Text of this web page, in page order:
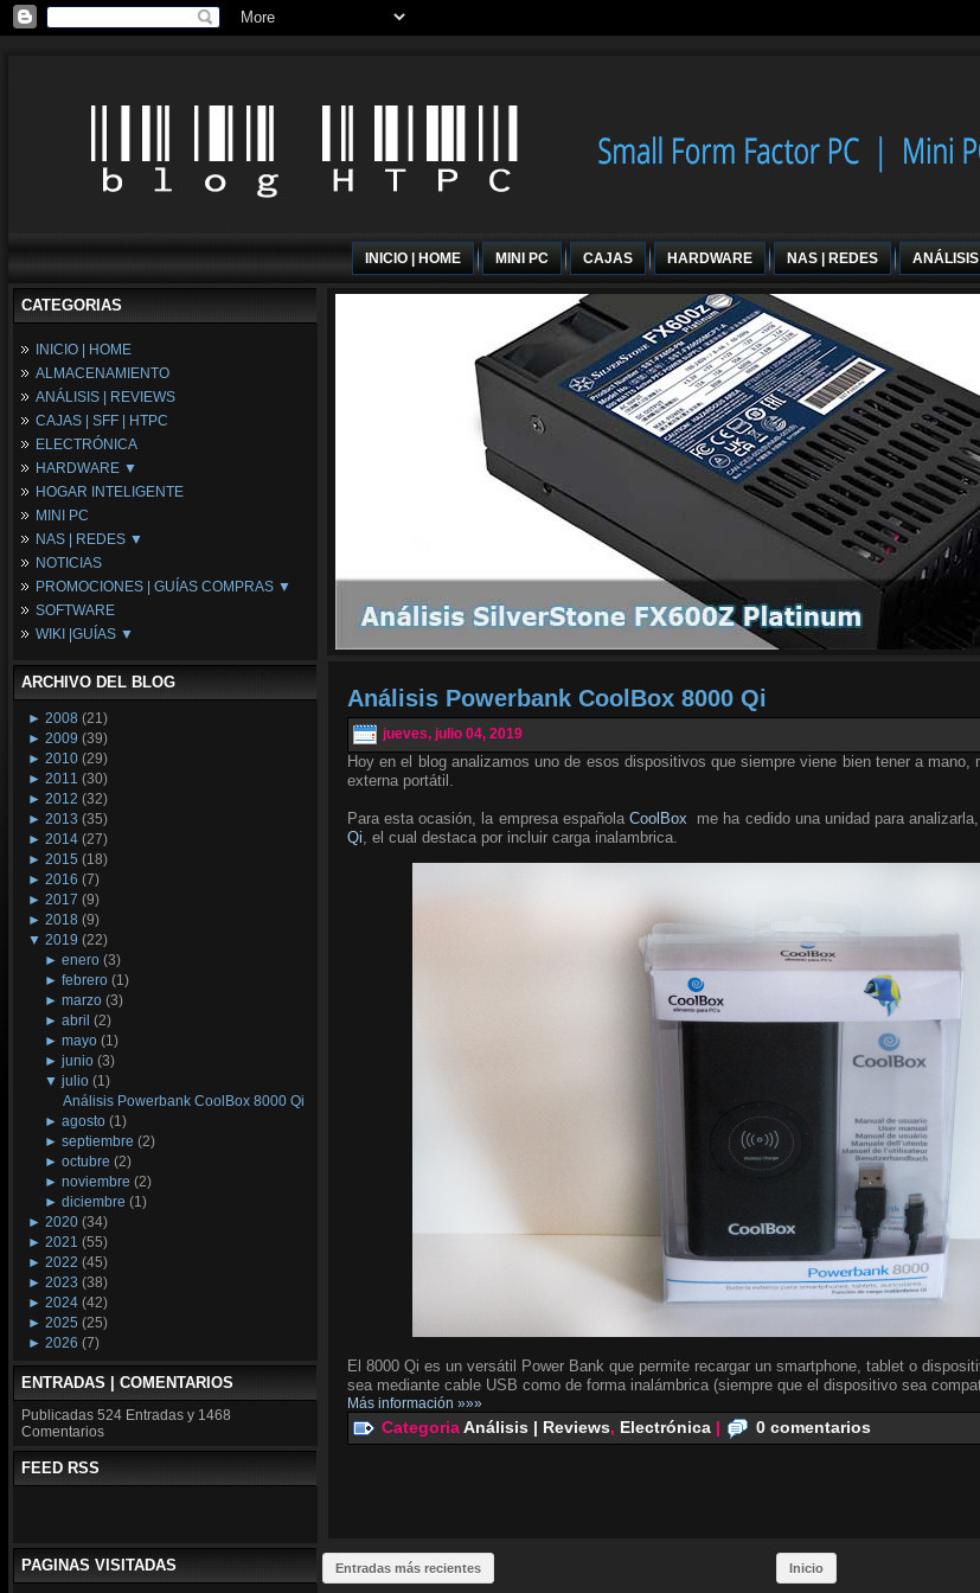
INICIO | HOME MINI PC CAJAS HARDWARE NAS | REDES ANÁLISIS
CATEGORIAS
INICIO | HOME
ALMACENAMIENTO
ANÁLISIS | REVIEWS
CAJAS | SFF | HTPC
ELECTRÓNICA
HARDWARE ▼
Fuentes de Alimentación
Memória RAM
Placas Base
Procesadores
Periféricos
Refrigeración
Tarjetas Gráficas
HOGAR INTELIGENTE
MINI PC
NAS | REDES ▼
NAS
Espacio Synology
Redes
NOTICIAS
PROMOCIONES | GUÍAS COMPRAS ▼
Configuraciones Ordenadores
Guías de Compras
SOFTWARE
WIKI |GUÍAS ▼
Wikipedia
ARCHIVO DEL BLOG
► 2008 (21)
► 2009 (39)
► 2010 (29)
► 2011 (30)
► 2012 (32)
► 2013 (35)
► 2014 (27)
► 2015 (18)
► 2016 (7)
► 2017 (9)
► 2018 (9)
▼ 2019 (22)
►enero (3)
►febrero (1)
►marzo (3)
►abril (2)
►mayo (1)
►junio (3)
▼julio (1)
Análisis Powerbank CoolBox 8000 Qi
►agosto (1)
►septiembre (2)
►octubre (2)
►noviembre (2)
►diciembre (1)
► 2020 (34)
► 2021 (55)
► 2022 (45)
► 2023 (38)
► 2024 (42)
► 2025 (25)
► 2026 (7)
ENTRADAS | COMENTARIOS
Publicadas 524 Entradas y 1468
Comentarios
FEED RSS
PAGINAS VISITADAS
Análisis Powerbank CoolBox 8000 Qi
jueves, julio 04, 2019
Hoy en el blog analizamos uno de esos dispositivos que siempre viene bien tener a
externa portátil.
Para esta ocasión, la empresa española CoolBox me ha cedido una unidad para
Qi, el cual destaca por incluir carga inalambrica.
El 8000 Qi es un versátil Power Bank que permite recargar un smartphone, tablet o
sea mediante cable USB como de forma inalámbrica (siempre que el dispositivo sea
Más información »»»
CategoriaAnálisis | Reviews, Electrónica | 0 comentarios
Entradas más recientes Inicio